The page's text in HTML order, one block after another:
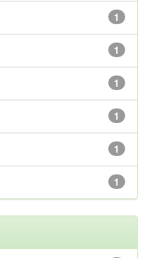
1
1
1
1
1
1